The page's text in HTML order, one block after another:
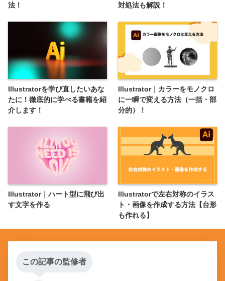
法！
対処法も解説！
Illustratorを学び直したいあな
たに！徹底的に学べる書籍を紹
介します！
Illustrator｜カラーをモノクロ
に一瞬で変える方法（一括・部
分的）！
Illustrator｜ハート型に飛び出
す文字を作る
Illustratorで左右対称のイラス
ト・画像を作成する方法【台形
も作れる】
この記事の監修者